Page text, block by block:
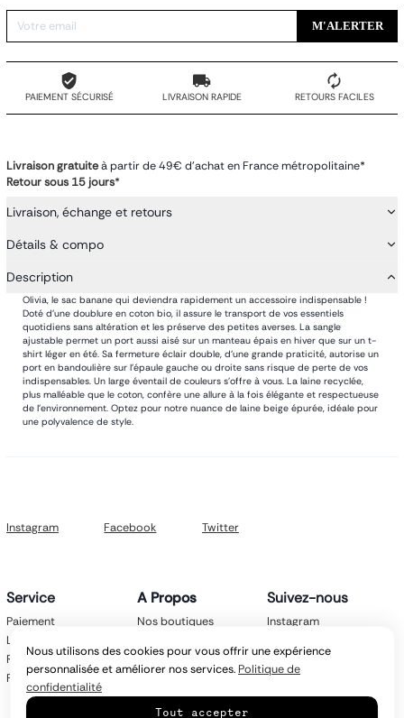
M'ALERTER
PAIEMENT SÉCURISÉ LIVRAISON RAPIDE RETOURS FACILES
Livraison gratuiteà partir de 49€ d'achat en France métropolitaine*
Retour sous 15 jours*
Livraison, échange et retours
Détails & compo
Description
Olivia, le sac banane qui deviendra rapidement un accessoire indispensable !
Doté d'une doublure en coton bio, il assure le transport de vos essentiels
quotidiens sans altération et les préserve des petites averses. La sangle
ajustable permet un port aussi aisé sur un manteau épais en hiver que sur un t-
shirt léger en été. Sa fermeture éclair double, d'une grande praticité, autorise un
port en bandoulière sur l'épaule gauche ou droite sans risque de perte de vos
indispensables. Un large éventail de couleurs s'offre à vous. La laine recyclée,
plus malléable que le coton, confère une allure à la fois élégante et respectueuse
de l'environnement. Optez pour notre nuance de laine beige épurée, idéale pour
une polyvalence de style.
Instagram Facebook Twitter
Service
Paiement
Livraison
Retours
FAQ
A Propos
Nos boutiques
Mentions légales
CGV
Politique de
Suivez-nous
Instagram
Twitter
Nous utilisons des cookies pour vous offrir une expérience
personnalisée et améliorer nos services. Politique de
confidentialité
Tout accepter